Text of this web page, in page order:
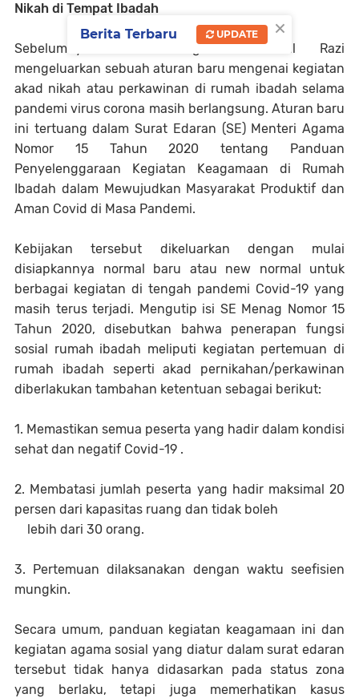
Nikah di Tempat Ibadah
Sebelumnya Menteri Agama Fachrul Razi
mengeluarkan sebuah aturan baru mengenai kegiatan
akad nikah atau perkawinan di rumah ibadah selama
pandemi virus corona masih berlangsung. Aturan baru
ini tertuang dalam Surat Edaran (SE) Menteri Agama
Nomor 15 Tahun 2020 tentang Panduan
Penyelenggaraan Kegiatan Keagamaan di Rumah
Ibadah dalam Mewujudkan Masyarakat Produktif dan
Aman Covid di Masa Pandemi.
Kebijakan tersebut dikeluarkan dengan mulai
disiapkannya normal baru atau new normal untuk
berbagai kegiatan di tengah pandemi Covid-19 yang
masih terus terjadi. Mengutip isi SE Menag Nomor 15
Tahun 2020, disebutkan bahwa penerapan fungsi
sosial rumah ibadah meliputi kegiatan pertemuan di
rumah ibadah seperti akad pernikahan/perkawinan
diberlakukan tambahan ketentuan sebagai berikut:
1. Memastikan semua peserta yang hadir dalam kondisi
sehat dan negatif Covid-19 .
2. Membatasi jumlah peserta yang hadir maksimal 20
persen dari kapasitas ruang dan tidak boleh
lebih dari 30 orang.
3. Pertemuan dilaksanakan dengan waktu seefisien
mungkin.
Secara umum, panduan kegiatan keagamaan ini dan
kegiatan agama sosial yang diatur dalam surat edaran
tersebut tidak hanya didasarkan pada status zona
yang berlaku, tetapi juga memerhatikan kasus
×
Berita Terbaru UPDATE